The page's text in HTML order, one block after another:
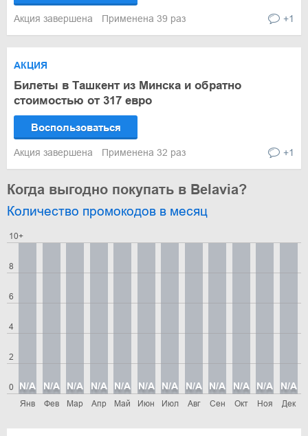
Акция завершена Применена 39 раз +1
АКЦИЯ
Билеты в Ташкент из Минска и обратно
стоимостью от 317 евро
Воспользоваться
Акция завершена Применена 32 раз +1
Когда выгодно покупать в Belavia?
Количество промокодов в месяц
0
2
4
6
8
10+
Янв
N/A
Фев
N/A
Мар
N/A
Апр
N/A
Май
N/A
Июн
N/A
Июл
N/A
Авг
N/A
Сен
N/A
Окт
N/A
Ноя
N/A
Дек
N/A